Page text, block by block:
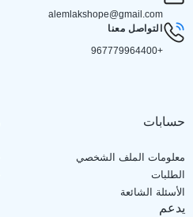
alemlakshope@gmail.com
التواصل معنا
+967779964400
حسابات
معلومات الملف الشخصي
الطلبات
الأسئلة الشائعة
يدعم